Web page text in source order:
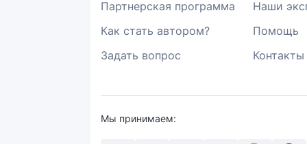
Партнерская программа
Наши
Как стать автором?
Помощь
Задать вопрос
Контакты
Мы принимаем: